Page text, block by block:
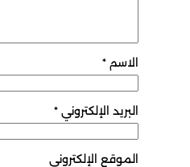
الاسم*
البريد الإلكتروني *
الموقع الإلكتروني